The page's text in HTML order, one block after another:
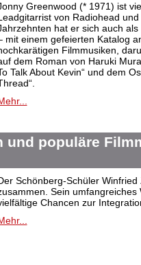
Greenwood (* 1971) ist
von Radiohead
hat er sich auch
mit einem gefeierten Katalog
Filmmusiken,
dem Roman von Haruki
Talk About Kevin“ und dem
und populäre
Schönberg-Schüler
Sein
Chancen zur